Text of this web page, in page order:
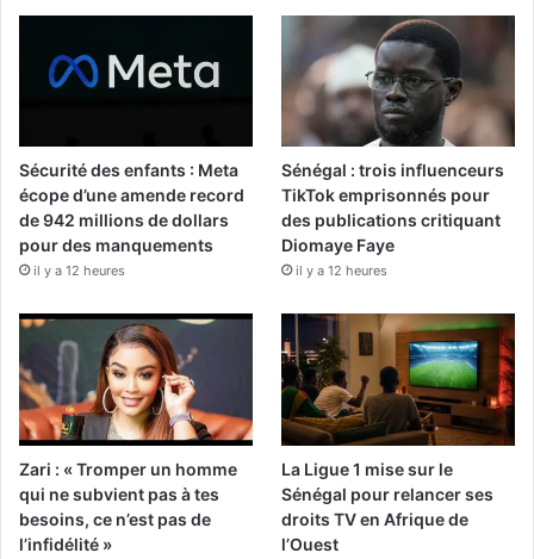
Sécurité des enfants : Meta
écope d’une amende record
de 942 millions de dollars
pour des manquements
il y a 12 heures
Sénégal : trois influenceurs
TikTok emprisonnés pour
des publications critiquant
Diomaye Faye
il y a 12 heures
Zari : « Tromper un homme
qui ne subvient pas à tes
besoins, ce n’est pas de
l’infidélité »
La Ligue 1 mise sur le
Sénégal pour relancer ses
droits TV en Afrique de
l’Ouest